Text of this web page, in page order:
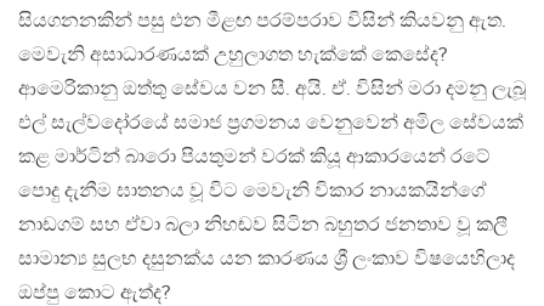
සියගනනකින් පසු එන මීළඟ පරම්පරාව විසින් කියවනු ඇත.
මෙවැනි අසාධාරණයක් උහුලාගත හැක්කේ කෙසේද?
ආමෙරිකානු ඔත්තු සේවය වන සී. අයි. ඒ. විසින් මරා දමනු ලැබූ
එල් සැල්වදෝරයේ සමාජ ප්‍රගමනය වෙනුවෙන් අමිල සේවයක්
කළ මාර්ටින් බාරො පියතුමන් වරක් කියූ ආකාරයෙන් රටේ
පොදු දැනීම ඝාතනය වූ විට මෙවැනි විකාර නායකයින්ගේ
නාඩගම් සහ ඒවා බලා නිහඬව සිටින බහුතර ජනතාව වූ කලී
සාමාන්‍ය සුලභ දසුනක්ය යන කාරණය ශ්‍රී ලංකාව විෂයෙහිලාද
ඔප්පු කොට ඇත්ද?